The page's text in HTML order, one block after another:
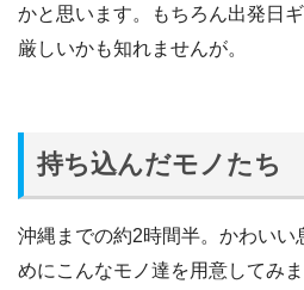
かと思います。もちろん出発日
厳しいかも知れませんが。
持ち込んだモノたち
沖縄までの約2時間半。かわいい
めにこんなモノ達を用意してみま